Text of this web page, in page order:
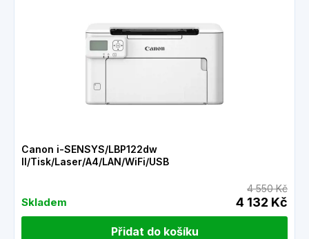
Canon i-SENSYS/LBP122dw
II/Tisk/Laser/A4/LAN/WiFi/USB
Skladem
4 550 Kč
4 132 Kč
Přidat do košíku